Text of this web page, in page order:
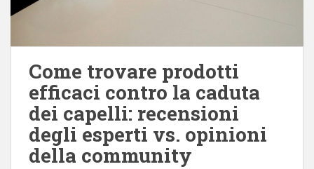
Come trovare prodotti
efficaci contro la caduta
dei capelli: recensioni
degli esperti vs. opinioni
della community